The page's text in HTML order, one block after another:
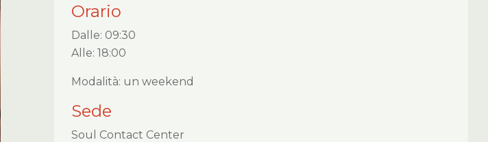
Orario
Dalle: 09:30
Alle: 18:00
Modalità: un weekend
Sede
Soul Contact Center